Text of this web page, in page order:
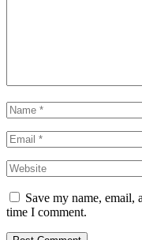
Save my name, email,
time I comment.